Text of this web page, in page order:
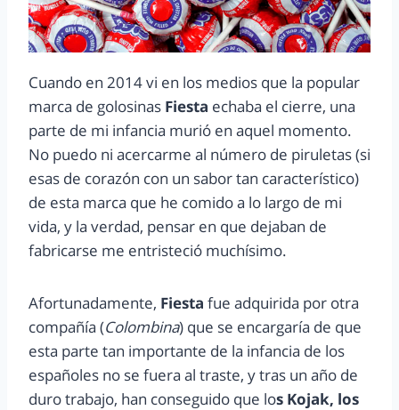
Cuando en 2014 vi en los medios que la popular
marca de golosinas Fiesta echaba el cierre, una
parte de mi infancia murió en aquel momento.
No puedo ni acercarme al número de piruletas (si
esas de corazón con un sabor tan característico)
de esta marca que he comido a lo largo de mi
vida, y la verdad, pensar en que dejaban de
fabricarse me entristeció muchísimo.
Afortunadamente, Fiesta fue adquirida por otra
compañía (Colombina) que se encargaría de que
esta parte tan importante de la infancia de los
españoles no se fuera al traste, y tras un año de
duro trabajo, han conseguido que los Kojak, los